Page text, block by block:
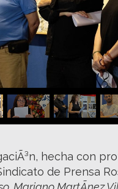
hecha con
de Prensa